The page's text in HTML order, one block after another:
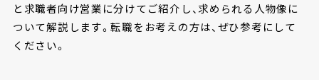
と求職者向け営業に分けてご紹介し、求められる人物像に
ついて解説します。転職をお考えの方は、ぜひ参考にして
ください。